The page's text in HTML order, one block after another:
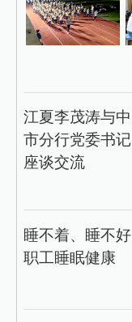
江夏李茂涛与
市分行党委书
座谈交流
睡不着、睡不
职工睡眠健康